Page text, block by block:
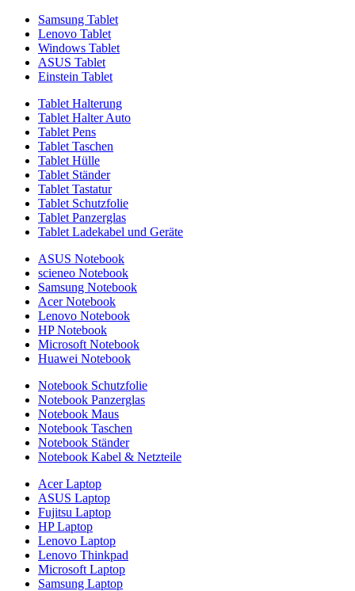
Samsung Tablet
Lenovo Tablet
Windows Tablet
ASUS Tablet
Einstein Tablet
Tablet Halterung
Tablet Halter Auto
Tablet Pens
Tablet Taschen
Tablet Hülle
Tablet Ständer
Tablet Tastatur
Tablet Schutzfolie
Tablet Panzerglas
Tablet Ladekabel und Geräte
ASUS Notebook
scieneo Notebook
Samsung Notebook
Acer Notebook
Lenovo Notebook
HP Notebook
Microsoft Notebook
Huawei Notebook
Notebook Schutzfolie
Notebook Panzerglas
Notebook Maus
Notebook Taschen
Notebook Ständer
Notebook Kabel & Netzteile
Acer Laptop
ASUS Laptop
Fujitsu Laptop
HP Laptop
Lenovo Laptop
Lenovo Thinkpad
Microsoft Laptop
Samsung Laptop